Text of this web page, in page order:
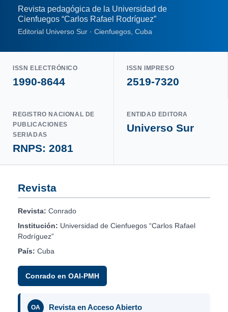
Revista pedagógica de la Universidad de
Cienfuegos “Carlos Rafael Rodríguez”
Editorial Universo Sur · Cienfuegos, Cuba
ISSN ELECTRÓNICO
1990-8644
ISSN IMPRESO
2519-7320
REGISTRO NACIONAL DE
PUBLICACIONES
SERIADAS
RNPS: 2081
ENTIDAD EDITORA
Universo Sur
Revista
Revista: Conrado
Institución: Universidad de Cienfuegos “Carlos Rafael
Rodríguez”
País: Cuba
Conrado en OAI-PMH
OA Revista en Acceso Abierto